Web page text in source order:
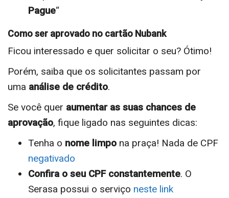
Pague“
Como ser aprovado no cartão Nubank
Ficou interessado e quer solicitar o seu? Ótimo!
Porém, saiba que os solicitantes passam por
uma análise de crédito.
Se você quer aumentar as suas chances de
aprovação, fique ligado nas seguintes dicas:
Tenha o nome limpo na praça! Nada de CPF
negativado
Confira o seu CPF constantemente. O
Serasa possui o serviço neste link